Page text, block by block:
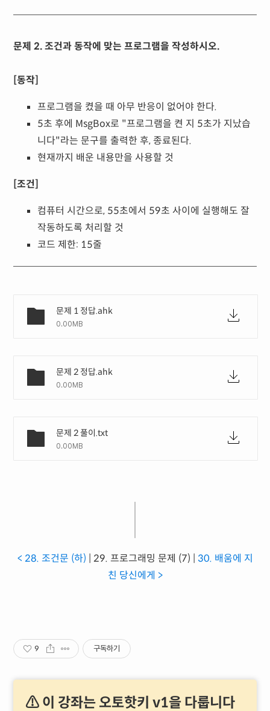
문제 2. 조건과 동작에 맞는 프로그램을 작성하시오.
[동작]
프로그램을 켰을 때 아무 반응이 없어야 한다.
5초 후에 MsgBox로 "프로그램을 켠 지 5초가 지났습
니다"라는 문구를 출력한 후, 종료된다.
현재까지 배운 내용만을 사용할 것
[조건]
컴퓨터 시간으로, 55초에서 59초 사이에 실행해도 잘
작동하도록 처리할 것
코드 제한: 15줄
문제 1 정답.ahk
0.00MB
문제 2 정답.ahk
0.00MB
문제 2 풀이.txt
0.00MB
< 28. 조건문 (하) | 29. 프로그래밍 문제 (7) | 30. 배움에 지
친 당신에게 >
9 구독하기
⚠ 이 강좌는 오토핫키 v1을 다룹니다